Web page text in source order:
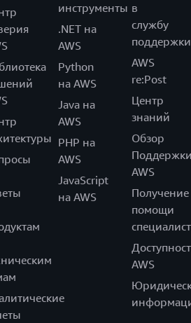
инструменты
.NET на
AWS
Python
на AWS
Java на
AWS
PHP на
AWS
JavaScript
на AWS
в
службу
поддержки
AWS
re:Post
Центр
знаний
Обзор
AWS
Получение
помощи
AWS